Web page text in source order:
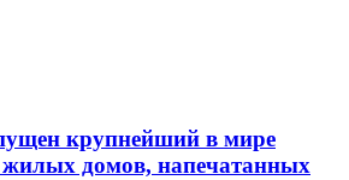
крупнейший в мире
жилых домов, напечатанных